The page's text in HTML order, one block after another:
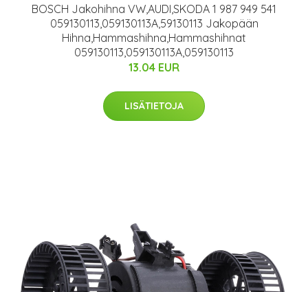
BOSCH Jakohihna VW,AUDI,SKODA 1 987 949 541
059130113,059130113A,59130113 Jakopään
Hihna,Hammashihna,Hammashihnat
059130113,059130113A,059130113
13.04 EUR
LISÄTIETOJA